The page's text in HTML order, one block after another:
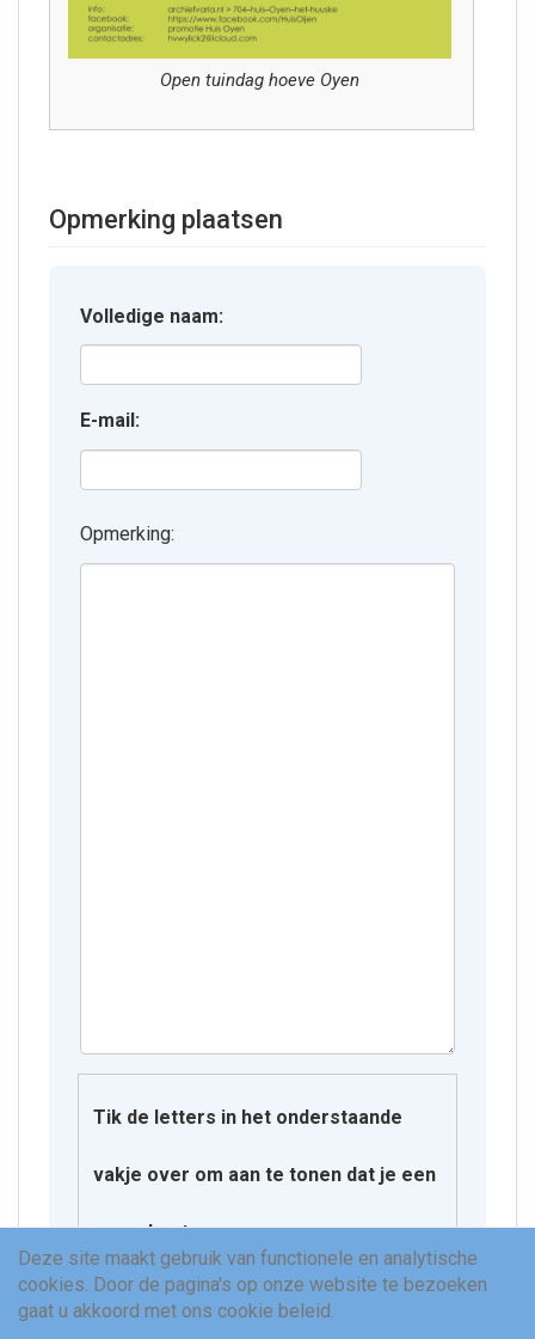
Open tuindag hoeve Oyen
Opmerking plaatsen
Volledige naam:
E-mail:
Opmerking:
Tik de letters in het onderstaande
vakje over om aan te tonen dat je een
mens bent.
O Q V H N
Deze site maakt gebruik van functionele en analytische
cookies. Door de pagina's op onze website te bezoeken
gaat u akkoord met ons cookie beleid.